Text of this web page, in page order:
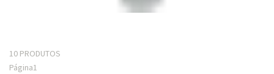
10 PRODUTOS
Página1